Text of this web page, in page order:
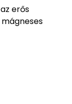
erős